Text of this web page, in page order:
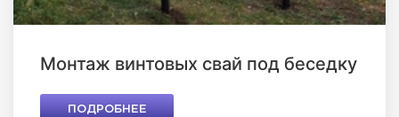
Монтаж винтовых свай под беседку
ПОДРОБНЕЕ